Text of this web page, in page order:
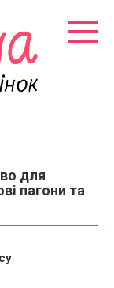
для
пагони та